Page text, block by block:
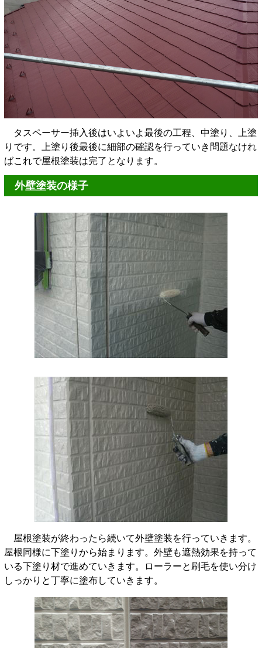
タスペーサー挿入後はいよいよ最後の工程、中塗り、上塗
りです。上塗り後最後に細部の確認を行っていき問題なけれ
ばこれで屋根塗装は完了となります。
外壁塗装の様子
屋根塗装が終わったら続いて外壁塗装を行っていきます。
屋根同様に下塗りから始まります。外壁も遮熱効果を持って
いる下塗り材で進めていきます。ローラーと刷毛を使い分け
しっかりと丁寧に塗布していきます。